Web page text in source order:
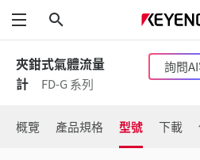
功能表
夾鉗式氣體流量
計
FD-G 系列
詢問
概覽 產品規格 型號 下載